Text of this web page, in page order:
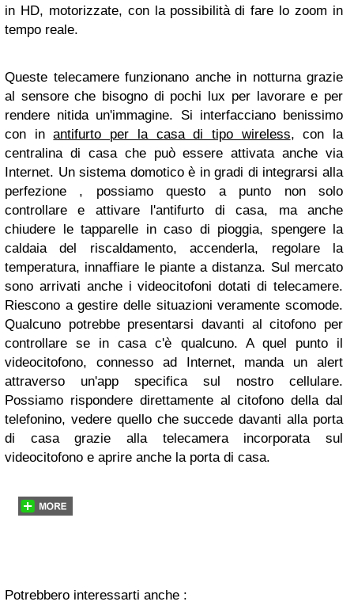
in HD, motorizzate, con la possibilità di fare lo zoom in
tempo reale.
Queste telecamere funzionano anche in notturna grazie
al sensore che bisogno di pochi lux per lavorare e per
rendere nitida un'immagine. Si interfacciano benissimo
con inantifurto per la casa di tipo wireless, con la
centralina di casa che può essere attivata anche via
Internet. Un sistema domotico è in gradi di integrarsi alla
perfezione , possiamo questo a punto non solo
controllare e attivare l'antifurto di casa, ma anche
chiudere le tapparelle in caso di pioggia, spengere la
caldaia del riscaldamento, accenderla, regolare la
temperatura, innaffiare le piante a distanza. Sul mercato
sono arrivati anche i videocitofoni dotati di telecamere.
Riescono a gestire delle situazioni veramente scomode.
Qualcuno potrebbe presentarsi davanti al citofono per
controllare se in casa c'è qualcuno. A quel punto il
videocitofono, connesso ad Internet, manda un alert
attraverso un'app specifica sul nostro cellulare.
Possiamo rispondere direttamente al citofono della dal
telefonino, vedere quello che succede davanti alla porta
di casa grazie alla telecamera incorporata sul
videocitofono e aprire anche la porta di casa.
Potrebbero interessarti anche :